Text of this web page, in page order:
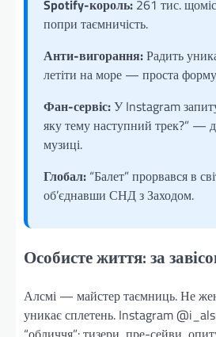
Spotify-король: 261 тис.
попри таємничість.
Анти-вигорання:Радить
летіти на море — проста
Фан-сервіс:У Instagram
яку тему наступний трек?” —
музиці.
Глобал: “Балет” прорвався в
об’єднавши СНД з Заходом.
Особисте життя: за
Алсмі — майстер таємниць. Не
уникає сплетень. Instagram